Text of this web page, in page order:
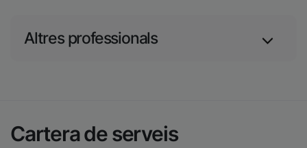
Altres professionals
Cartera de serveis